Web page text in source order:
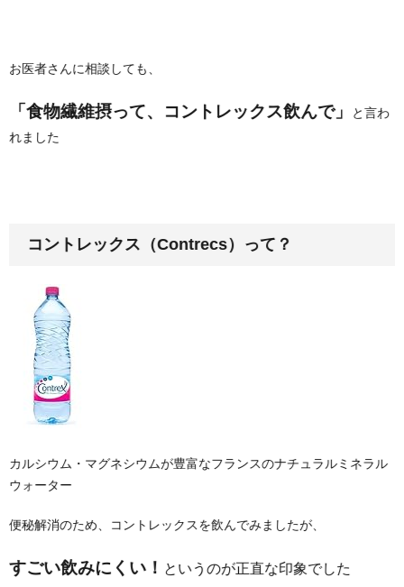
お医者さんに相談しても、
「食物繊維摂って、コントレックス飲んで」 と言わ
れました
コントレックス（Contrecs）って？
カルシウム・マグネシウムが豊富なフランスのナチュラルミネラル
ウォーター
便秘解消のため、コントレックスを飲んでみましたが、
すごい飲みにくい！ というのが正直な印象でした